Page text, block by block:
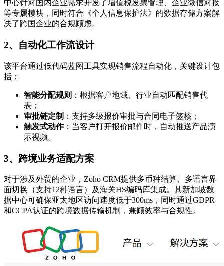
中心针对国内企业需求开发了增值税发票管理、企业微信对接
等专属模块，同时符合《个人信息保护法》的数据存储方案解
决了跨国企业的合规顾虑。
2、自动化工作流设计
该平台通过低代码蓝图工具实现销售流程自动化，关键设计包
括：
智能分配规则 ：根据客户地域、行业自动匹配销售代
表；
审批链定制 ：支持多级报价审批与合同电子签核；
触发式动作：当客户打开报价邮件时，自动推送产品演
示视频。
3、跨境业务适配方案
对于涉及外贸的企业，Zoho CRM提供多币种结算、多语言界
面切换（支持12种语言）及海关HS编码库集成。其新加坡数
据中心可确保亚太地区访问速度低于300ms，同时通过GDPR
和CCPA认证的跨境数据传输机制，兼顾效率与合规性。